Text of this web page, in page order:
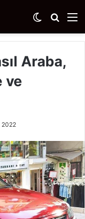
Arama
yap
Dış
görünümü
Araba,
ve
2022